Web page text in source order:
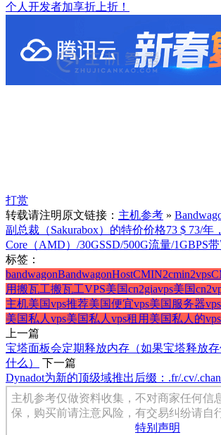
个人开发者加享折上折！
打赏
转载请注明原文链接： 主机参考 »
副总裁（Sakurabox）的特价价格73 $ 73/年
Core（AMD）/30GSSD/500G流量/1GBPS
标签：
bandwagonBandwagonHostCMIN2cmin2vps
用搬瓦工搬瓦工VPS美国cn2giavps美国
主机美国vps推荐美国便宜vps美国服务器vps
美国私人vps美国私人vps租用 美国私人的vps
上一篇
宝塔面板会定期释放内存（如果宝塔释放
什么）
下一篇
Dynadot为新的顶级域推出后缀：.fr/.cv/
主机参考仅做资料收集，不对商家任何信
保，购买前请注意风险，有交易纠纷请自
特别声明